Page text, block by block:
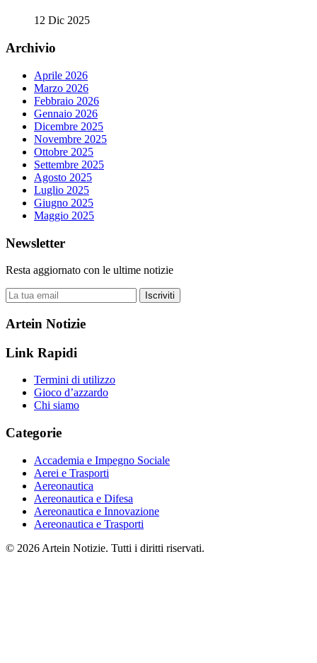
12 Dic 2025
Archivio
Aprile 2026
Marzo 2026
Febbraio 2026
Gennaio 2026
Dicembre 2025
Novembre 2025
Ottobre 2025
Settembre 2025
Agosto 2025
Luglio 2025
Giugno 2025
Maggio 2025
Newsletter
Resta aggiornato con le ultime notizie
Iscriviti
Artein Notizie
Link Rapidi
Termini di utilizzo
Gioco d’azzardo
Chi siamo
Categorie
Accademia e Impegno Sociale
Aerei e Trasporti
Aereonautica
Aereonautica e Difesa
Aereonautica e Innovazione
Aereonautica e Trasporti
© 2026 Artein Notizie. Tutti i diritti riservati.